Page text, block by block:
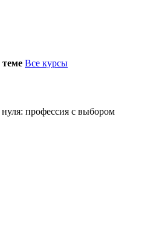
теме Все курсы
нуля: профессия с выбором